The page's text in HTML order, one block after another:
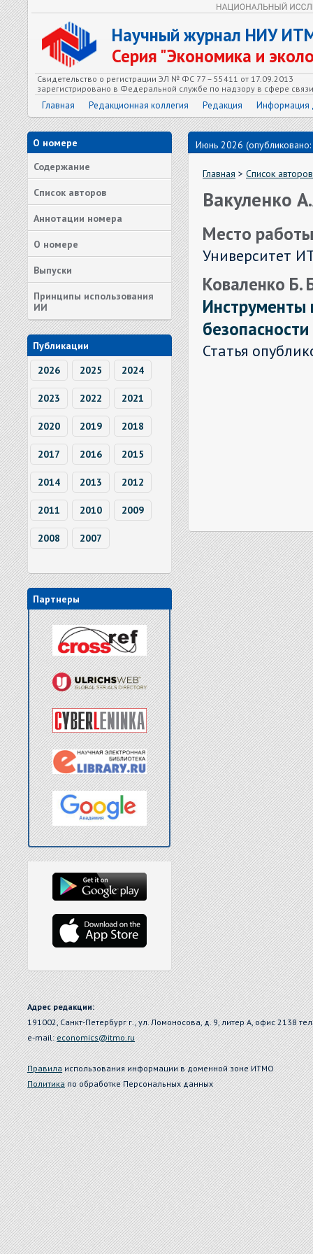
Научный журнал НИУ
Серия "Экономика и
Свидетельство о регистрации ЭЛ № ФС 77 – 55411 от 17.09.2013
зарегистрировано в Федеральной службе по надзору в сфере
Главная Редакционная коллегия Редакция Информация
О номере
Содержание
Список авторов
Аннотации номера
О номере
Выпуски
Принципы использования
ИИ
Публикации
2026
2025 2024
2023 2022 2021
2020 2019 2018
2017 2016 2015
2014 2013 2012
2011 2010 2009
2008 2007
Партнеры
Июнь 2026
Главная > Список авторов
Вакуленко
Место
Университет
Коваленко Б.
Статья
Адрес редакции:
191002, Санкт-Петербург г., ул. Ломоносова, д. 9, литер А, офис 2138
e-mail:economics@itmo.ru
Правилаиспользования информации в доменной зоне ИТМО
Политикапо обработке Персональных данных